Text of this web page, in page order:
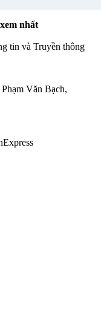
nhất
tin và Truyền thông
Văn Bạch,